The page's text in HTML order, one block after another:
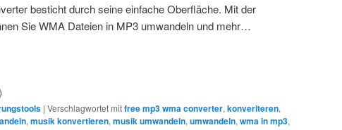
besticht durch seine einfache Oberfläche. Mit der
Sie WMA Dateien in MP3 umwandeln und mehr…
| Verschlagwortet mitfree mp3 wma converter, konveriteren,
, musik konvertieren, musik umwandeln, umwandeln, wma in mp3,